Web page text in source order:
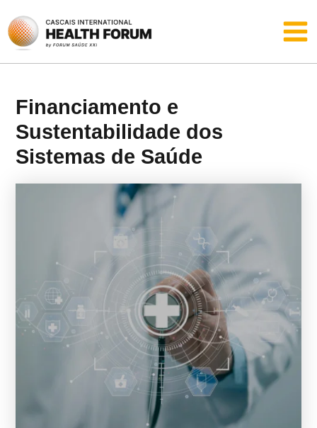
content
Financiamento e
Sustentabilidade dos
Sistemas de Saúde